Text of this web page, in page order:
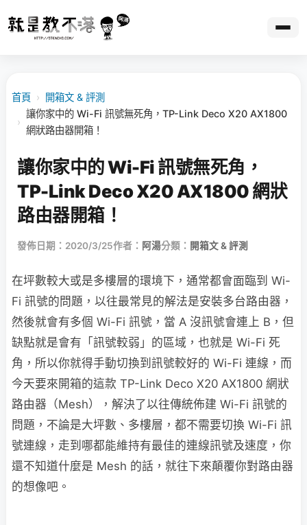
首頁 › 開箱文 & 評測
›
讓你家中的 Wi-Fi 訊號無死角，TP-Link Deco X20 AX1800
網狀路由器開箱！
讓你家中的 Wi-Fi 訊號無死角，
TP-Link Deco X20 AX1800 網狀
路由器開箱！
發佈日期：2020/3/25作者： 阿湯分類： 開箱文 & 評測
在坪數較大或是多樓層的環境下，通常都會面臨到 Wi-
Fi 訊號的問題，以往最常見的解法是安裝多台路由器，
然後就會有多個 Wi-Fi 訊號，當 A 沒訊號會連上 B，但
缺點就是會有「訊號較弱」的區域，也就是 Wi-Fi 死
角，所以你就得手動切換到訊號較好的 Wi-Fi 連線，而
今天要來開箱的這款 TP-Link Deco X20 AX1800 網狀
路由器（Mesh），解決了以往傳統佈建 Wi-Fi 訊號的
問題，不論是大坪數、多樓層，都不需要切換 Wi-Fi 訊
號連線，走到哪都能維持有最佳的連線訊號及速度，你
還不知道什麼是 Mesh 的話，就往下來顛覆你對路由器
的想像吧。